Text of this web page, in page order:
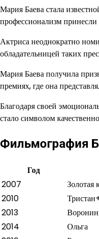
Мария Баева стала
профессионализм принесли
Актриса неоднократно
обладательницей таких
Мария Баева получила
премиях, где она
Благодаря своей
стало символом
Фильмография
Год
2007
Золотая
2010
2013
2014
Ольга